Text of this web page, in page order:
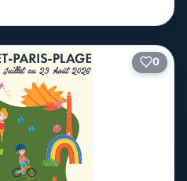
0